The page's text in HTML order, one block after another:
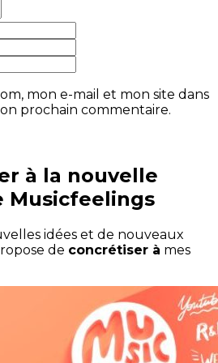
mon e-mail et mon site dans
prochain commentaire.
à la nouvelle
Musicfeelings
idées et de nouveaux
de concrétiser à mes